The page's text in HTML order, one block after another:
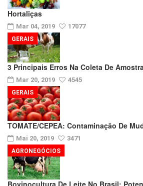
Hortaliças
Mar 04, 2019 17077
3 Principais Erros Na Coleta De
Mar 20, 2019 4545
GERAIS
TOMATE/CEPEA: Contaminação De
Mai 20, 2019 3471
GERAIS
Bovinocultura De Leite No Brasil:
AGRONEGÓCIOS